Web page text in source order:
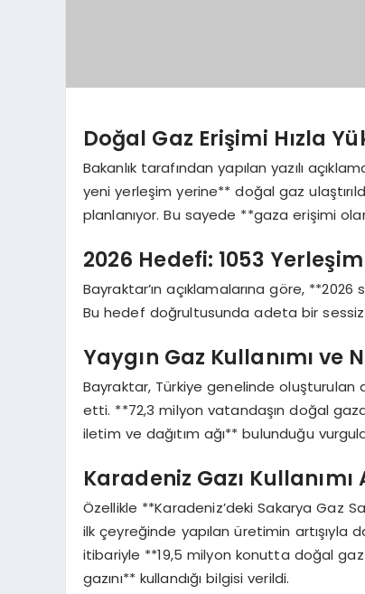
Doğal Gaz Erişimi Hızla
Bakanlık tarafından yapılan yazılı
yeni yerleşim yerine** doğal gaz
planlanıyor. Bu sayede **gaza erişimi
2026 Hedefi: 1053
Bayraktar’ın açıklamalarına göre,
Bu hedef doğrultusunda adeta bir
Yaygın Gaz Kullanımı ve
Bayraktar, Türkiye genelinde oluşturulan
etti. **72,3 milyon vatandaşın doğal
iletim ve dağıtım ağı** bulunduğu
Karadeniz Gazı Kullanımı
Özellikle **Karadeniz’deki Sakarya Gaz
ilk çeyreğinde yapılan üretimin artışıyla
itibariyle **19,5 milyon konutta doğal
gazını** kullandığı bilgisi verildi.